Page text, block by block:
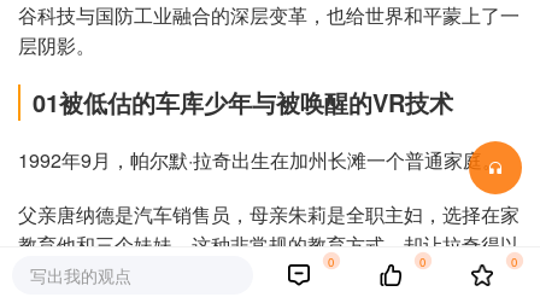
谷科技与国防工业融合的深层变革，也给世界和平蒙上了一
层阴影。
01被低估的车库少年与被唤醒的VR技术
1992年9月，帕尔默·拉奇出生在加州长滩一个普通家庭。
父亲唐纳德是汽车销售员，母亲朱莉是全职主妇，选择在家
教育他和三个妹妹。这种非常规的教育方式，却让拉奇得以
逃脱传统课堂的束缚。
写出我的观点
0 0 0